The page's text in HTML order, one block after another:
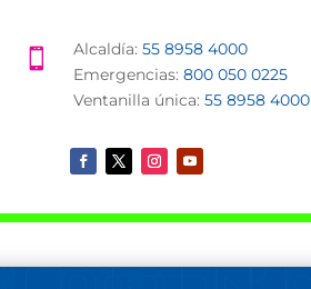
 Alcaldía:55 8958 4000
Emergencias:800 050 0225
Ventanilla única:55 8958 4000